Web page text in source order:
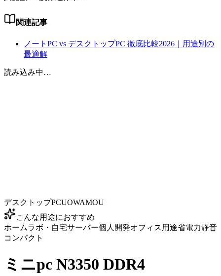
関連記事
ノートPC vs デスクトップPC 徹底比較2026｜用途別の
最適解
読み込み中…
デスクトップPCUOWAMOU
こんな用途におすすめ
ホームラボ・自宅サーバー個人開発オフィス用途省電力静音
コンパクト
ミニpc N3350 DDR4